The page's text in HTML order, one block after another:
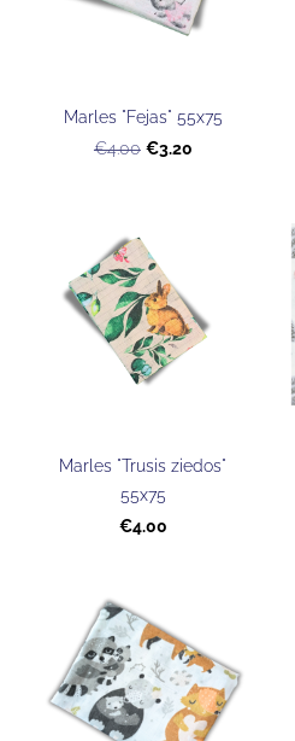
Marles "Fejas" 55x75
€4.00 €3.20
Marles "Trusis ziedos"
55x75
€4.00